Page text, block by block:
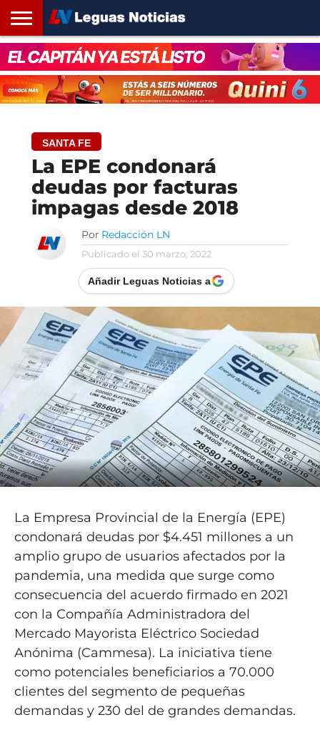
INICIO
SANTA
FE
ROSARIO24
REGIONES
ARGENTINA
OPINIÓN
CONTACTO
SANTA FE
La EPE condonará
deudas por facturas
impagas desde 2018
Por Redacción LN
Publicado el 30 marzo, 2022
Añadir Leguas Noticias a
La Empresa Provincial de la Energía (EPE)
condonará deudas por $4.451 millones a un
amplio grupo de usuarios afectados por la
pandemia, una medida que surge como
consecuencia del acuerdo firmado en 2021
con la Compañía Administradora del
Mercado Mayorista Eléctrico Sociedad
Anónima (Cammesa). La iniciativa tiene
como potenciales beneficiarios a 70.000
clientes del segmento de pequeñas
demandas y 230 del de grandes demandas.